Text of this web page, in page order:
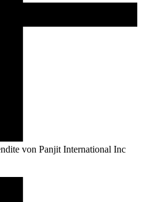
von Panjit International Inc